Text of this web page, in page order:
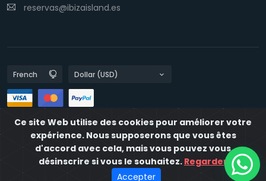
reservas@ibizaisland.es
Les politiques de confidentialité
Politiques en matière de cookies
IbizaIsland
Desarrollado porDestia
Ce site Web utilise des cookies pour améliorer votre
expérience. Nous supposerons que vous êtes
d'accord avec cela, mais vous pouvez vous
désinscrire si vous le souhaitez. Regarder
Accepter